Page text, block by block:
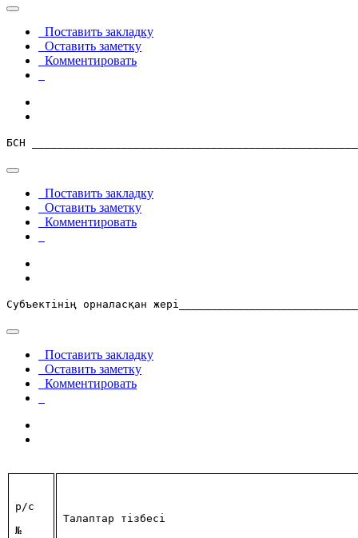
Поставить закладку
Оставить заметку
Комментировать
БСН
Поставить закладку
Оставить заметку
Комментировать
Субъектiнiң орналасқан
Поставить закладку
Оставить заметку
Комментировать
р/с
№
Талаптар тiзбесi